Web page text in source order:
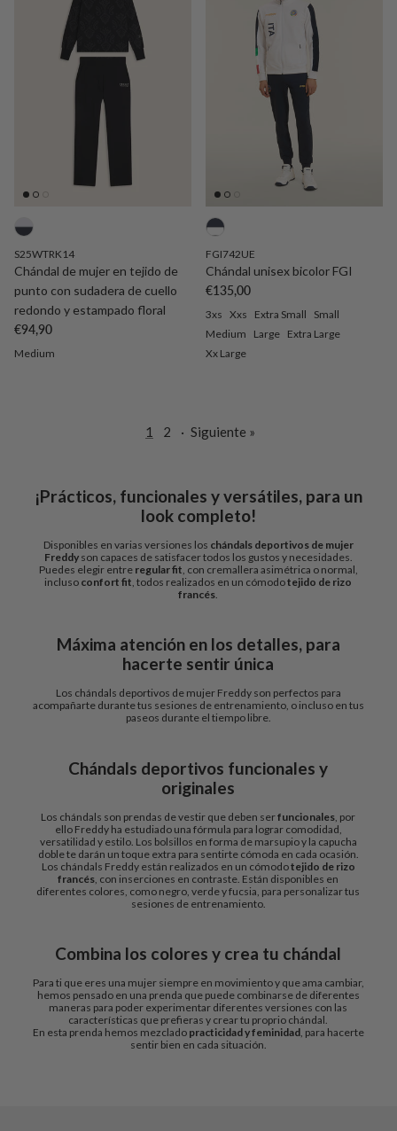
S25WTRK14
Chándal de mujer en tejido de
punto con sudadera de cuello
redondo y estampado floral
Precio normal
€94,90
Medium
FGI742UE
Chándal unisex bicolor FGI
Precio normal
€135,00
3xs Xxs Extra Small
Small
Medium
Large Extra Large
Xx Large
1 2 · Siguiente »
¡Prácticos, funcionales y versátiles, para un
look completo!
Disponibles en varias versiones los chándals deportivos de mujer
Freddyson capaces de satisfacer todos los gustos y necesidades.
Puedes elegir entre regular fit, con cremallera asimétrica o normal,
incluso confort fit, todos realizados en un cómodotejido de rizo
francés.
Máxima atención en los detalles, para
hacerte sentir única
Los chándals deportivos de mujer Freddy son perfectos para
acompañarte durante tus sesiones de entrenamiento, o incluso en tus
paseos durante el tiempo libre.
Chándals deportivos funcionales y
originales
Los chándals son prendas de vestir que deben serfuncionales , por
ello Freddy ha estudiado una fórmula para lograr comodidad,
versatilidad y estilo. Los bolsillos en forma de marsupio y la capucha
doble te darán un toque extra para sentirte cómoda en cada ocasión.
Los chándals Freddy están realizados en un cómodotejido de rizo
francés , con inserciones en contraste. Están disponibles en
diferentes colores, como negro, verde y fucsia, para personalizar tus
sesiones de entrenamiento.
Combina los colores y crea tu chándal
Para ti que eres una mujer siempre en movimiento y que ama cambiar,
hemos pensado en una prenda que puede combinarse de diferentes
maneras para poder experimentar diferentes versiones con las
características que prefieras y crear tu proprio chándal.
En esta prenda hemos mezclado practicidad y feminidad, para hacerte
sentir bien en cada situación.